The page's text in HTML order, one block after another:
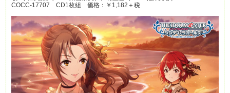
COCC-17707 CD1枚組 価格：￥1,182＋税